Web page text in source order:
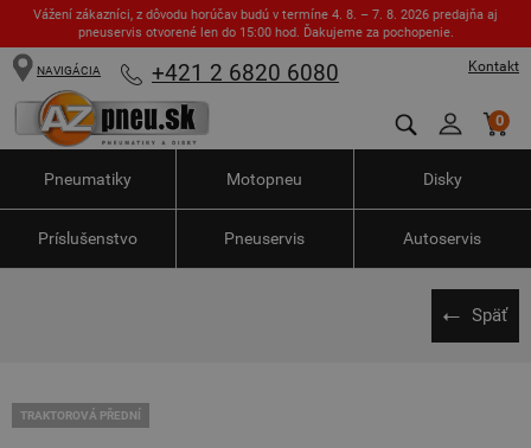
Vážení zákazníci, z dôvodu horúčav budú v termíne 4. 8. – 7. 8. 2026 predajňa aj
pneuservis otvorené len do 15:00 hod. Ďakujeme za pochopenie.
Kontakt
NAVIGÁCIA +421 2 6820 6080
0
Pneumatiky Motopneu Disky
Príslušenstvo Pneuservis Autoservis
Späť
TRAKTOROVÁ PŘEDNÍ